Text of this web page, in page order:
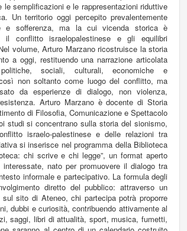
semplificazioni e le rappresentazioni riduttive
Un territorio oggi percepito prevalentemente
e sofferenza, ma la cui vicenda storica è
il conflitto israelopalestinese e gli equilibri
volume, Arturo Marzano ricostruisce la storia
a oggi, restituendo una narrazione articolata
sociali, culturali, economiche e
non soltanto come luogo del conflitto, ma
da esperienze di dialogo, non violenza,
Arturo Marzano è docente di Storia
di Filosofia, Comunicazione e Spettacolo
studi si concentrano sulla storia del sionismo,
israelo-palestinese e delle relazioni tra
si inserisce nel programma della Biblioteca
chi scrive e chi legge”, un format aperto
nato per promuovere il dialogo tra
informale e partecipativo. La formula degli
diretto del pubblico: attraverso un
sito di Ateneo, chi partecipa potrà proporre
dubbi e curiosità, contribuendo attivamente al
saggi, libri di attualità, sport, musica, fumetti,